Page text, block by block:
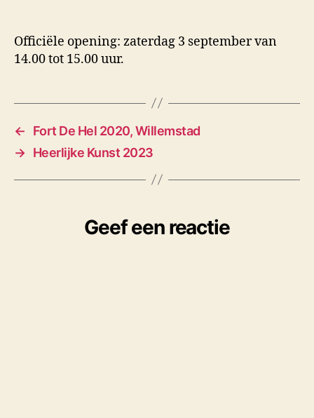
Officiële opening: zaterdag 3 september van
14.00 tot 15.00 uur.
←
Fort De Hel 2020, Willemstad
→ Heerlijke Kunst 2023
Geef een reactie